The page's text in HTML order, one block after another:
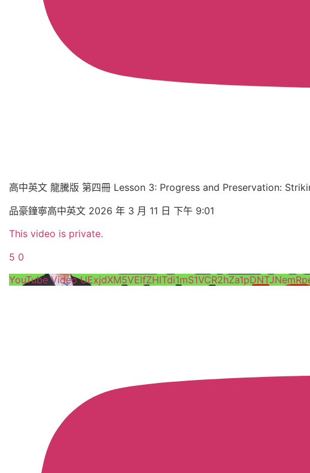
高中英文 龍騰版 第四冊 Lesson 3: Progress and Preservation:
品豪鐘寧高中英文 2026 年 3 月 11 日 下午 9:01
This video is private.
5 0
YouTube Video